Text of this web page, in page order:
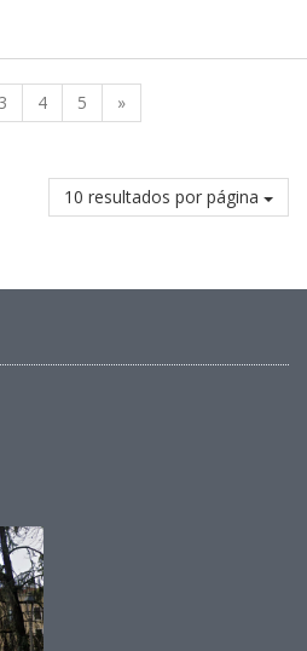
3 4 5 »
10 resultados por página